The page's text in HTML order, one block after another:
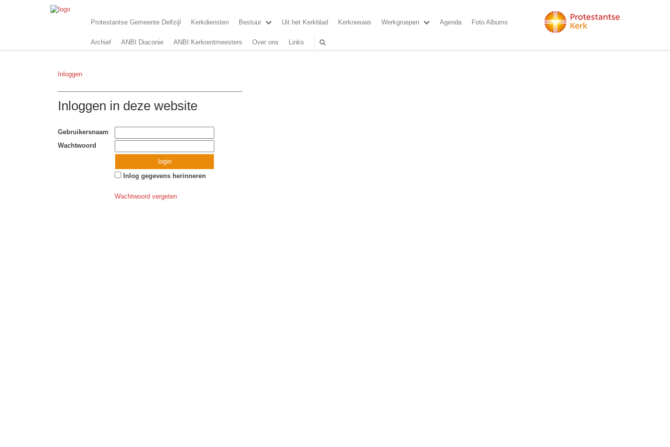
Protestantse Gemeente Delfzijl Kerkdiensten Bestuur Uit het Kerkblad Kerknieuws Werkgroepen Agenda Foto Albums
Archief ANBI Diaconie ANBI Kerkrentmeesters Over ons Links
Inloggen
Inloggen in deze website
Gebruikersnaam
Wachtwoord
Inlog gegevens herinneren
Wachtwoord vergeten